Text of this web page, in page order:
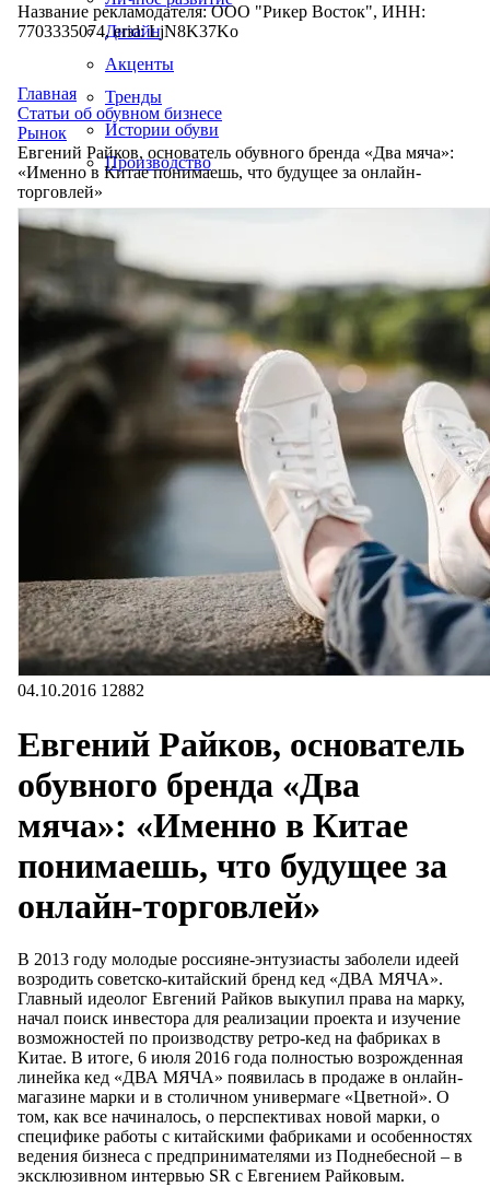
Дизайн
Акценты
Тренды
Истории обуви
Производство
Название рекламодателя: ООО "Рикер Восток", ИНН:
7703335074, erid: LjN8K37Ko
Главная
Статьи об обувном бизнесе
Рынок
Евгений Райков, основатель обувного бренда «Два мяча»:
«Именно в Китае понимаешь, что будущее за онлайн-
торговлей»
04.10.2016 12882
Евгений Райков, основатель
обувного бренда «Два
мяча»: «Именно в Китае
понимаешь, что будущее за
онлайн-торговлей»
В 2013 году молодые россияне-энтузиасты заболели идеей
возродить советско-китайский бренд кед «ДВА МЯЧА».
Главный идеолог Евгений Райков выкупил права на марку,
начал поиск инвестора для реализации проекта и изучение
возможностей по производству ретро-кед на фабриках в
Китае. В итоге, 6 июля 2016 года полностью возрожденная
линейка кед «ДВА МЯЧА» появилась в продаже в онлайн-
магазине марки и в столичном универмаге «Цветной». О
том, как все начиналось, о перспективах новой марки, о
специфике работы с китайскими фабриками и особенностях
ведения бизнеса с предпринимателями из Поднебесной – в
эксклюзивном интервью SR с Евгением Райковым.